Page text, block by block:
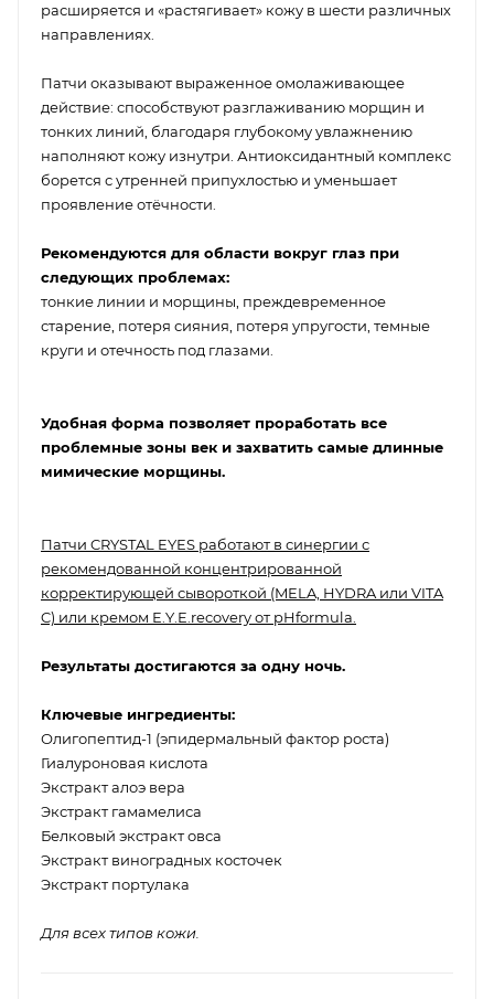
расширяется и «растягивает» кожу в шести различных
направлениях.
Патчи оказывают выраженное омолаживающее
действие: способствуют разглаживанию морщин и
тонких линий, благодаря глубокому увлажнению
наполняют кожу изнутри. Антиоксидантный комплекс
борется с утренней припухлостью и уменьшает
проявление отёчности.
Рекомендуются для области вокруг глаз при
следующих проблемах:
тонкие линии и морщины, преждевременное
старение, потеря сияния, потеря упругости, темные
круги и отечность под глазами.
Удобная форма позволяет проработать все
проблемные зоны век и захватить самые длинные
мимические морщины.
Патчи CRYSTAL EYES работают в синергии с
рекомендованной концентрированной
корректирующей сывороткой (MELA, HYDRA или VITA
C) или кремом E.Y.E.recovery от pHformula.
Результаты достигаются за одну ночь.
Ключевые ингредиенты:
Олигопептид-1 (эпидермальный фактор роста)
Гиалуроновая кислота
Экстракт алоэ вера
Экстракт гамамелиса
Белковый экстракт овса
Экстракт виноградных косточек
Экстракт портулака
Для всех типов кожи.